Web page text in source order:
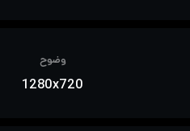
وضوح
1280x720